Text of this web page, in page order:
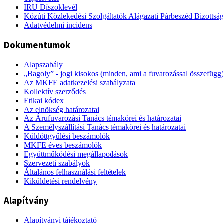
IRU Díszoklevél
Közúti Közlekedési Szolgáltatók Alágazati Párbeszéd
Adatvédelmi incidens
Dokumentumok
Alapszabály
„Bagoly” - jogi kisokos (minden, ami a fuvarozással összefügg)
Az MKFE adatkezelési szabályzata
Kollektív szerződés
Etikai kódex
Az elnökség határozatai
Az Árufuvarozási Tanács témakörei és határozatai
A Személyszállítási Tanács témakörei és határozatai
Küldöttgyűlési beszámolók
MKFE éves beszámolók
Együttműködési megállapodások
Szervezeti szabályok
Általános felhasználási feltételek
Kiküldetési rendelvény
Alapítvány
Alapítványi tájékoztató